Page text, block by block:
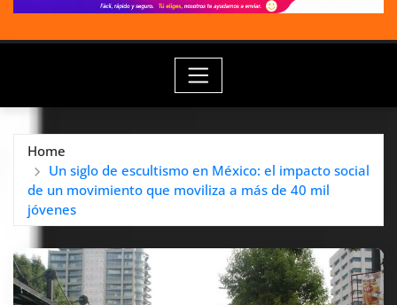
Home
Un siglo de escultismo en México: el impacto social
de un movimiento que moviliza a más de 40 mil
jóvenes